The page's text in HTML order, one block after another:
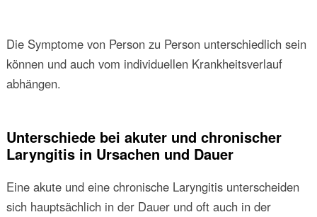
Die Symptome von Person zu Person unterschiedlich sein
können und auch vom individuellen Krankheitsverlauf
abhängen.
Unterschiede bei akuter und chronischer
Laryngitis in Ursachen und Dauer
Eine akute und eine chronische Laryngitis unterscheiden
sich hauptsächlich in der Dauer und oft auch in der